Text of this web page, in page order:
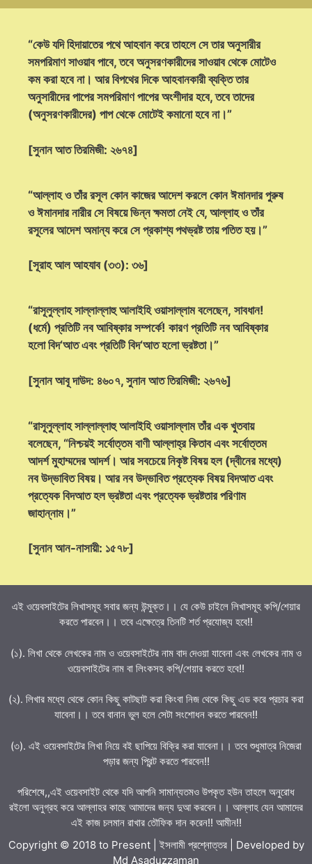
“কেউ যদি হিদায়াতের পথে আহবান করে তাহলে সে তার অনুসারীর
সমপরিমাণ সাওয়াব পাবে, তবে অনুসরণকারীদের সাওয়াব থেকে মোটেও
কম করা হবে না। আর বিপথের দিকে আহবানকারী ব্যক্তি তার
অনুসারীদের পাপের সমপরিমাণ পাপের অংশীদার হবে, তবে তাদের
(অনুসরণকারীদের) পাপ থেকে মোটেই কমানো হবে না।”
[সুনান আত তিরমিজী: ২৬৭৪]
“আল্লাহ ও তাঁর রসূল কোন কাজের আদেশ করলে কোন ঈমানদার পুরুষ
ও ঈমানদার নারীর সে বিষয়ে ভিন্ন ক্ষমতা নেই যে, আল্লাহ ও তাঁর
রসূলের আদেশ অমান্য করে সে প্রকাশ্য পথভ্রষ্ট তায় পতিত হয়।”
[সূরাহ আল আহযাব (৩৩): ৩৬]
“রাসূলুল্লাহ সাল্লাল্লাহু আলাইহি ওয়াসাল্লাম বলেছেন, সাবধান!
(ধর্মে) প্রতিটি নব আবিষ্কার সম্পর্কে! কারণ প্রতিটি নব আবিষ্কার
হলো বিদ‘আত এবং প্রতিটি বিদ‘আত হলো ভ্রষ্টতা।”
[সুনান আবূ দাউদ: ৪৬০৭, সুনান আত তিরমিজী: ২৬৭৬]
“রাসূলুল্লাহ সাল্লাল্লাহু আলাইহি ওয়াসাল্লাম তাঁর এক খুতবায়
বলেছেন, “নিশ্চয়ই সর্বোত্তম বাণী আল্লাহ্‌র কিতাব এবং সর্বোত্তম
আদর্শ মুহাম্মদের আদর্শ। আর সবচেয়ে নিকৃষ্ট বিষয় হল (দ্বীনের মধ্যে)
নব উদ্ভাবিত বিষয়। আর নব উদ্ভাবিত প্রত্যেক বিষয় বিদআত এবং
প্রত্যেক বিদআত হল ভ্রষ্টতা এবং প্রত্যেক ভ্রষ্টতার পরিণাম
জাহান্নাম।”
[সুনান আন-নাসায়ী: ১৫৭৮]
এই ওয়েবসাইটের লিখাসমূহ সবার জন্য উন্মুক্ত।। যে কেউ চাইলে লিখাসমূহ কপি/শেয়ার
করতে পারবেন।। তবে এক্ষেত্রে তিনটি শর্ত প্রযোজ্য হবে!!
(১). লিখা থেকে লেখকের নাম ও ওয়েবসাইটের নাম বাদ দেওয়া যাবেনা এবং লেখকের নাম ও
ওয়েবসাইটের নাম বা লিংকসহ কপি/শেয়ার করতে হবে!!
(২). লিখার মধ্যে থেকে কোন কিছু কাটছাট করা কিংবা নিজ থেকে কিছু এড করে প্রচার করা
যাবেনা।। তবে বানান ভুল হলে সেটা সংশোধন করতে পারবেন!!
(৩). এই ওয়েবসাইটের লিখা নিয়ে বই ছাপিয়ে বিক্রি করা যাবেনা।। তবে শুধুমাত্র নিজেরা
পড়ার জন্য প্রিন্ট করতে পারবেন!!
পরিশেষে,,এই ওয়েবসাইট থেকে যদি আপনি সামান্যতমও উপকৃত হউন তাহলে অনুরোধ
রইলো অনুগ্রহ করে আল্লাহর কাছে আমাদের জন্য দুআ করবেন।। আল্লাহ যেন আমাদের
এই কাজ চলমান রাখার তৌফিক দান করেন!! আমীন!!
Copyright © 2018 to Present | ইসলামী প্রশ্নোত্তর | Developed by
Md Asaduzzaman